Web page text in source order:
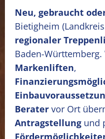
Neu, gebraucht
Bietigheim
regionaler
Baden-Württemberg.
Markenliften,
Berater vor Ort
Antragstellung und